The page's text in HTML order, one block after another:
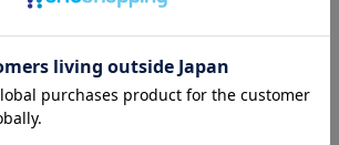
も景色としてお楽しみいただければと思